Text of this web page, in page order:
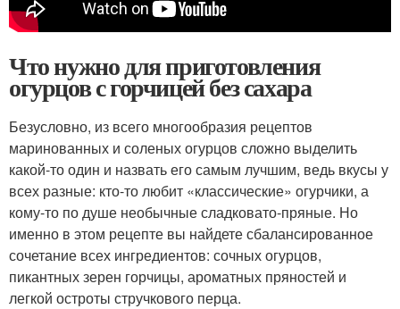
Что нужно для приготовления
огурцов с горчицей без сахара
Безусловно, из всего многообразия рецептов
маринованных и соленых огурцов сложно выделить
какой-то один и назвать его самым лучшим, ведь вкусы у
всех разные: кто-то любит «классические» огурчики, а
кому-то по душе необычные сладковато-пряные. Но
именно в этом рецепте вы найдете сбалансированное
сочетание всех ингредиентов: сочных огурцов,
пикантных зерен горчицы, ароматных пряностей и
легкой остроты стручкового перца.